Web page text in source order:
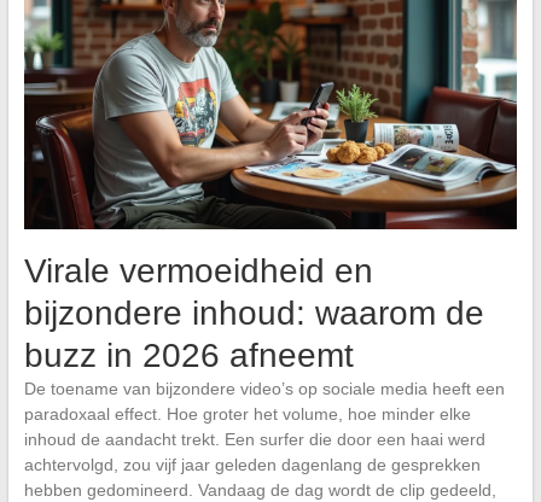
Virale vermoeidheid en
bijzondere inhoud: waarom de
buzz in 2026 afneemt
De toename van bijzondere video’s op sociale media heeft een
paradoxaal effect. Hoe groter het volume, hoe minder elke
inhoud de aandacht trekt. Een surfer die door een haai werd
achtervolgd, zou vijf jaar geleden dagenlang de gesprekken
hebben gedomineerd. Vandaag de dag wordt de clip gedeeld,